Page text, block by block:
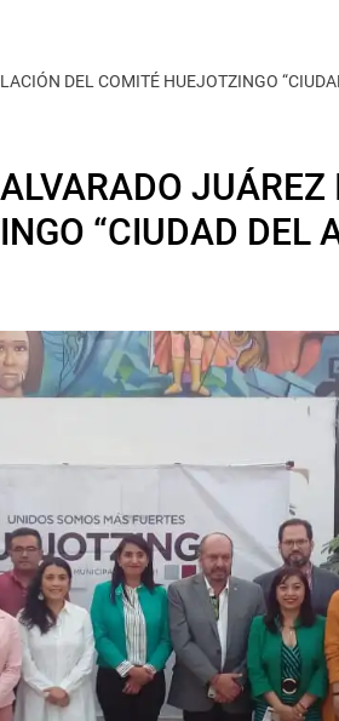
DEL COMITÉ HUEJOTZINGO
“CIUDAD DEL